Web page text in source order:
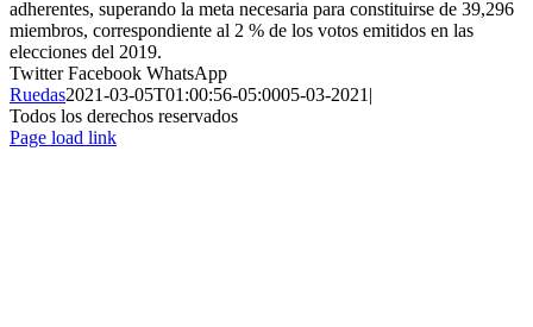
adherentes, superando la meta necesaria para constituirse de 39,296
miembros, correspondiente al 2 % de los votos emitidos en las
elecciones del 2019.
TwitterFacebook WhatsApp
Ruedas2021-03-05T01:00:56-05:0005-03-2021|
Todos los derechos reservados
Page load link